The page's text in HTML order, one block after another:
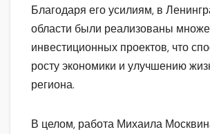
Благодаря его усилиям, в
области были реализованы
инвестиционных проектов, что
росту экономики и улучшению
региона.
В целом, работа Михаила